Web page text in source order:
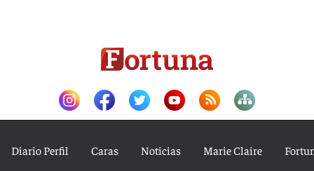
Diario Perfil Caras Noticias Marie Claire